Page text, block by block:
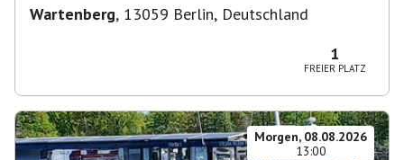
Wartenberg, 13059 Berlin, Deutschland
1
FREIER PLATZ
Morgen, 08.08.2026
13:00